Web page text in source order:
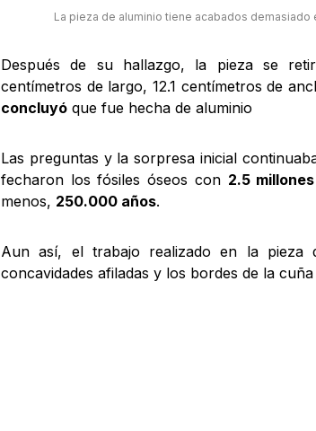
La pieza de aluminio tiene acabados
Después de su hallazgo, la pieza se
centímetros de largo, 12.1 centímetros de
concluyó que fue hecha de aluminio
Las preguntas y la sorpresa inicial
fecharon los fósiles óseos con 2.5
menos, 250.000 años.
Aun así, el trabajo realizado en la pieza
concavidades afiladas y los bordes de la